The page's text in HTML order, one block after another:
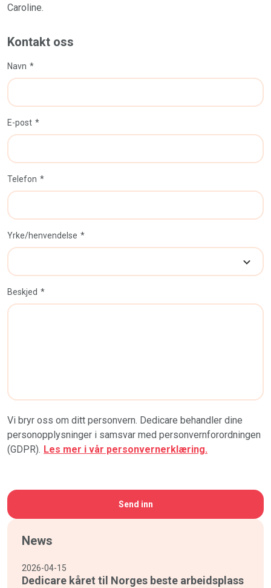
Caroline.
Kontakt oss
Navn
E-post
Telefon
Yrke/henvendelse
Beskjed
Vi bryr oss om ditt personvern. Dedicare behandler dine
personopplysninger i samsvar med personvernforordningen
(GDPR). Les mer i vår personvernerklæring.
News
2026-04-15
Dedicare kåret til Norges beste arbeidsplass